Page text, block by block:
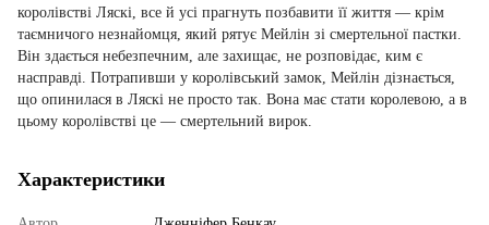
королівстві Ляскі, все й усі прагнуть позбавити її життя — крім
таємничого незнайомця, який рятує Мейлін зі смертельної пастки.
Він здається небезпечним, але захищає, не розповідає, ким є
насправді. Потрапивши у королівський замок, Мейлін дізнається,
що опинилася в Ляскі не просто так. Вона має стати королевою, а в
цьому королівстві це — смертельний вирок.
Характеристики